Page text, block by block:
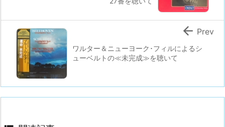
ワルター＆ニューヨーク･フィルによるシ
ューベルトの≪未完成≫を聴いて
 Prev